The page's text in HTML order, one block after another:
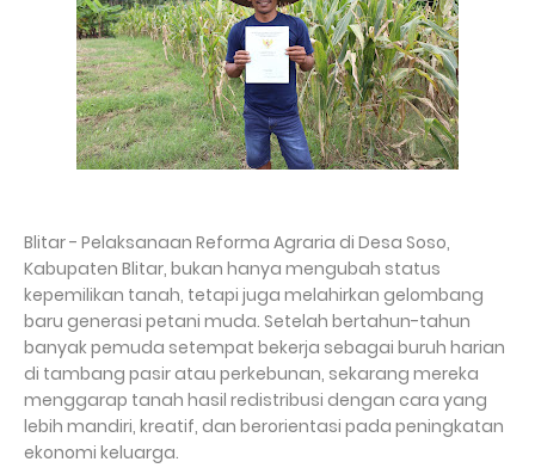
Blitar - Pelaksanaan Reforma Agraria di Desa Soso,
Kabupaten Blitar, bukan hanya mengubah status
kepemilikan tanah, tetapi juga melahirkan gelombang
baru generasi petani muda. Setelah bertahun-tahun
banyak pemuda setempat bekerja sebagai buruh harian
di tambang pasir atau perkebunan, sekarang mereka
menggarap tanah hasil redistribusi dengan cara yang
lebih mandiri, kreatif, dan berorientasi pada peningkatan
ekonomi keluarga.